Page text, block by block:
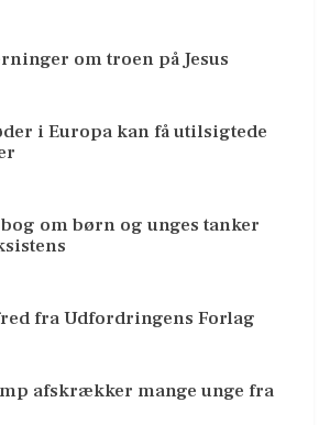
om troen på Jesus
i Europa kan få utilsigtede
om børn og unges tanker
fra Udfordringens Forlag
afskrækker mange unge fra